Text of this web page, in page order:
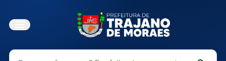
Buscar no Portal da Transparência